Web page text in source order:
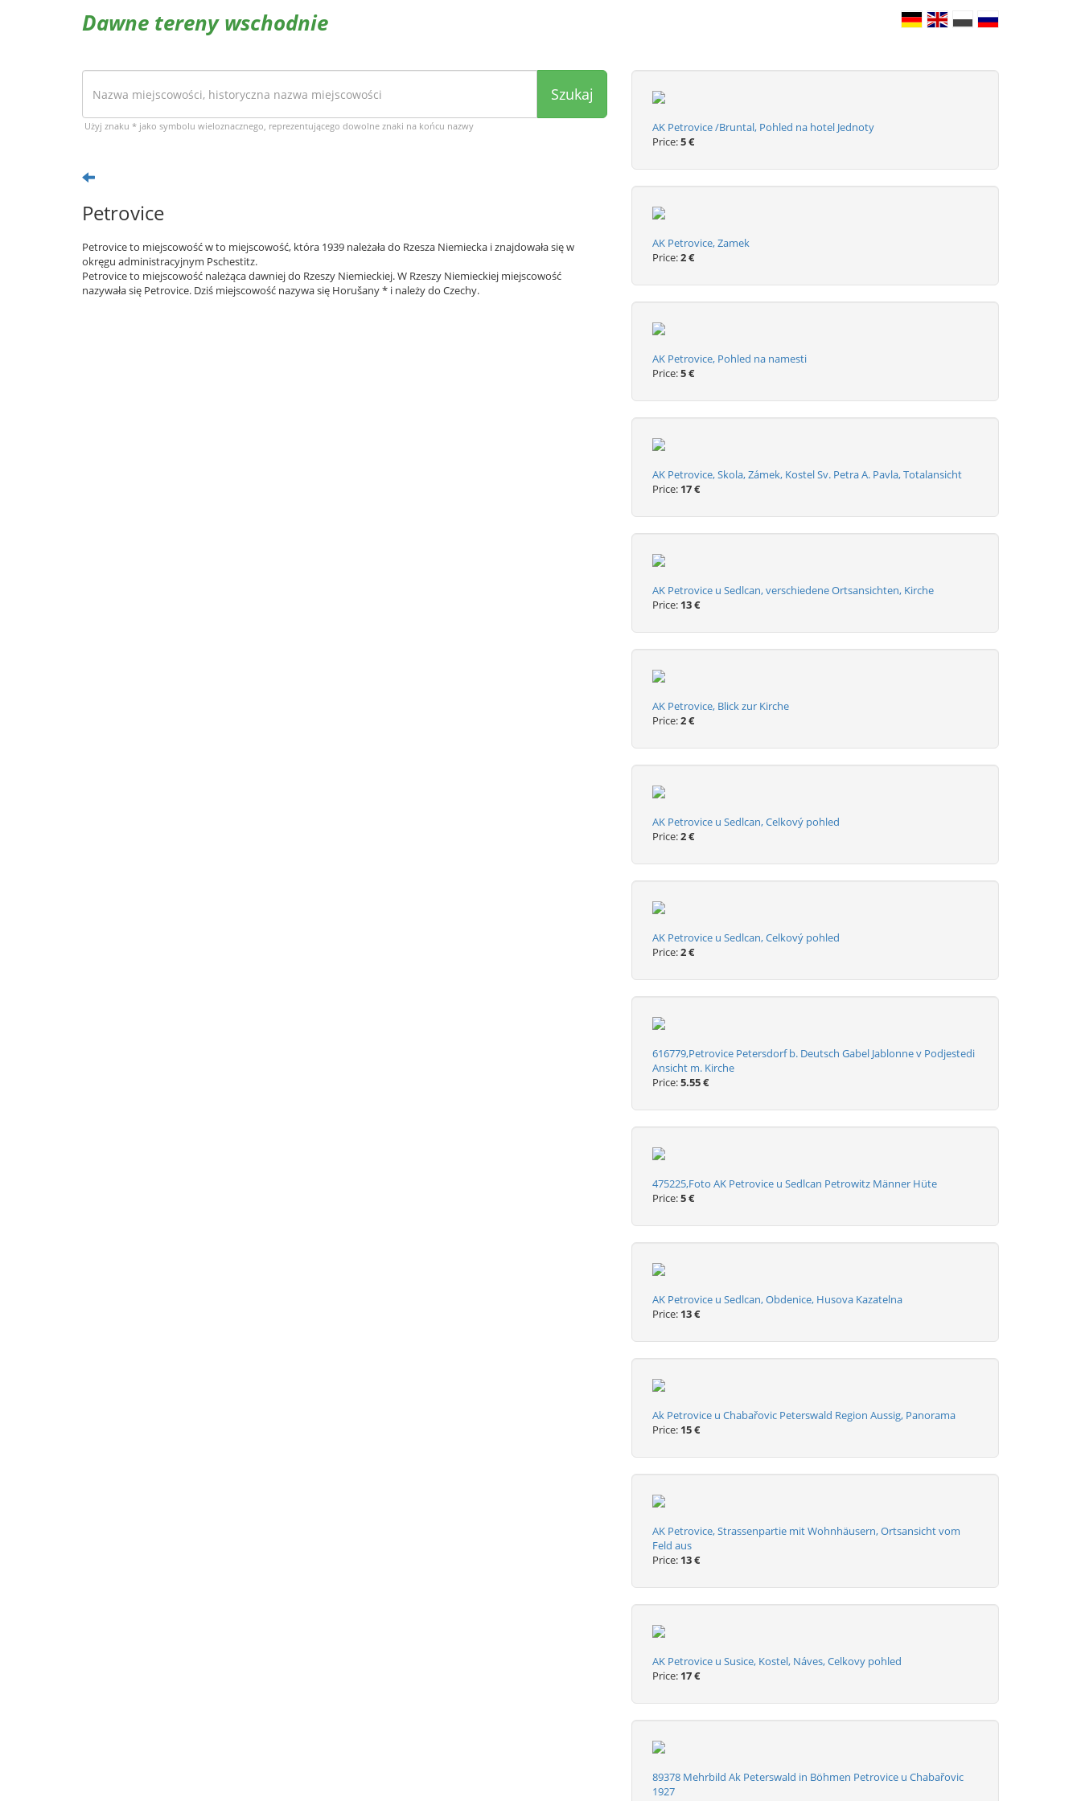
Dawne tereny wschodnie
Szukaj
Użyj znaku * jako symbolu wieloznacznego, reprezentującego dowolne znaki na końcu nazwy
Petrovice
Petrovice to miejscowość w to miejscowość, która 1939 należała do Rzesza Niemiecka i znajdowała się w
okręgu administracyjnym Pschestitz.
Petrovice to miejscowość należąca dawniej do Rzeszy Niemieckiej. W Rzeszy Niemieckiej miejscowość
nazywała się Petrovice. Dziś miejscowość nazywa się Horušany * i należy do Czechy.
AK Petrovice /Bruntal, Pohled na hotel Jednoty
Price:5 €
AK Petrovice, Zamek
Price:2 €
AK Petrovice, Pohled na namesti
Price:5 €
AK Petrovice, Skola, Zámek, Kostel Sv. Petra A. Pavla, Totalansicht
Price: 17 €
AK Petrovice u Sedlcan, verschiedene Ortsansichten, Kirche
Price: 13 €
AK Petrovice, Blick zur Kirche
Price:2 €
AK Petrovice u Sedlcan, Celkový pohled
Price:2 €
AK Petrovice u Sedlcan, Celkový pohled
Price:2 €
616779,Petrovice Petersdorf b. Deutsch Gabel Jablonne v Podjestedi
Ansicht m. Kirche
Price:5.55 €
475225,Foto AK Petrovice u Sedlcan Petrowitz Männer Hüte
Price:5 €
AK Petrovice u Sedlcan, Obdenice, Husova Kazatelna
Price: 13 €
Ak Petrovice u Chabařovic Peterswald Region Aussig, Panorama
Price: 15 €
AK Petrovice, Strassenpartie mit Wohnhäusern, Ortsansicht vom
Feld aus
Price: 13 €
AK Petrovice u Susice, Kostel, Náves, Celkovy pohled
Price: 17 €
89378 Mehrbild Ak Peterswald in Böhmen Petrovice u Chabařovic
1927